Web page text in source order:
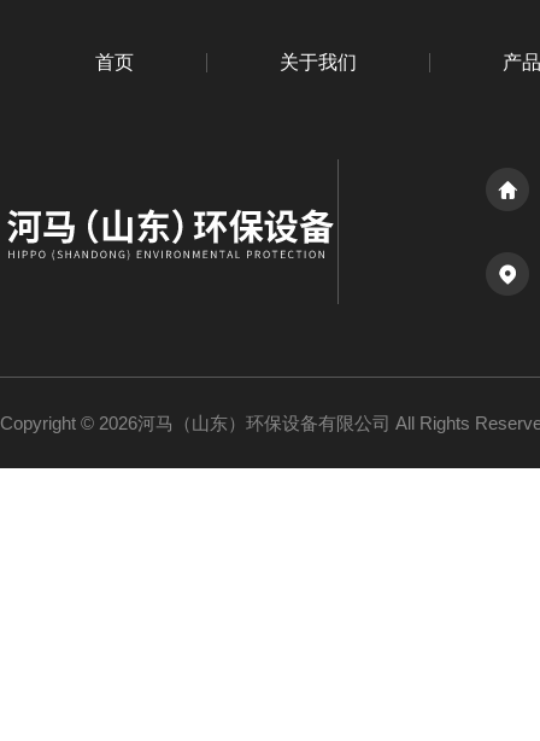
首页 关于我们 产
Copyright © 2026河马（山东）环保设备有限公司 All Rights